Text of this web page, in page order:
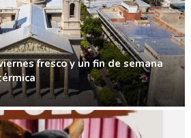
fresco y un fin de semana